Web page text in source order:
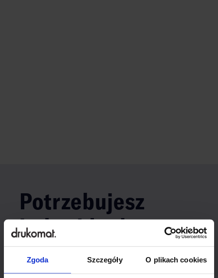
Zgoda Szczegóły O plikach cookies
Potrzebujesz
indywidualnego
rozwiązania?
Odezwij się do nas, aby omówić